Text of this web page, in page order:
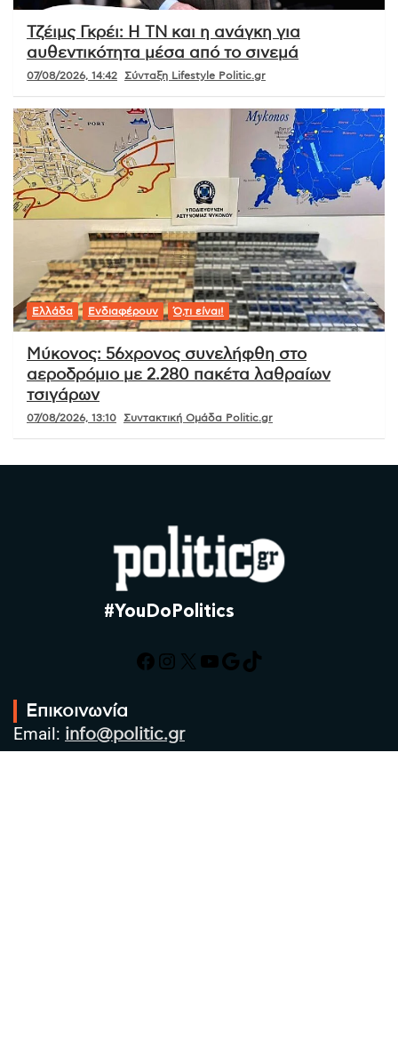
Τζέιμς Γκρέι: Η ΤΝ και η ανάγκη για
αυθεντικότητα μέσα από το σινεμά
07/08/2026, 14:42 Σύνταξη Lifestyle Politic.gr
Ελλάδα Ενδιαφέρουν Ό,τι είναι!
Μύκονος: 56χρονος συνελήφθη στο
αεροδρόμιο με 2.280 πακέτα λαθραίων
τσιγάρων
07/08/2026, 13:10 Συντακτική Ομάδα Politic.gr
#YouDoPolitics
Facebook
Instagram
X YouTube
Google
TikTok
Επικοινωνία
Email: info@politic.gr
Τηλ: